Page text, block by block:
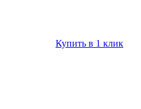
Купить в 1 клик